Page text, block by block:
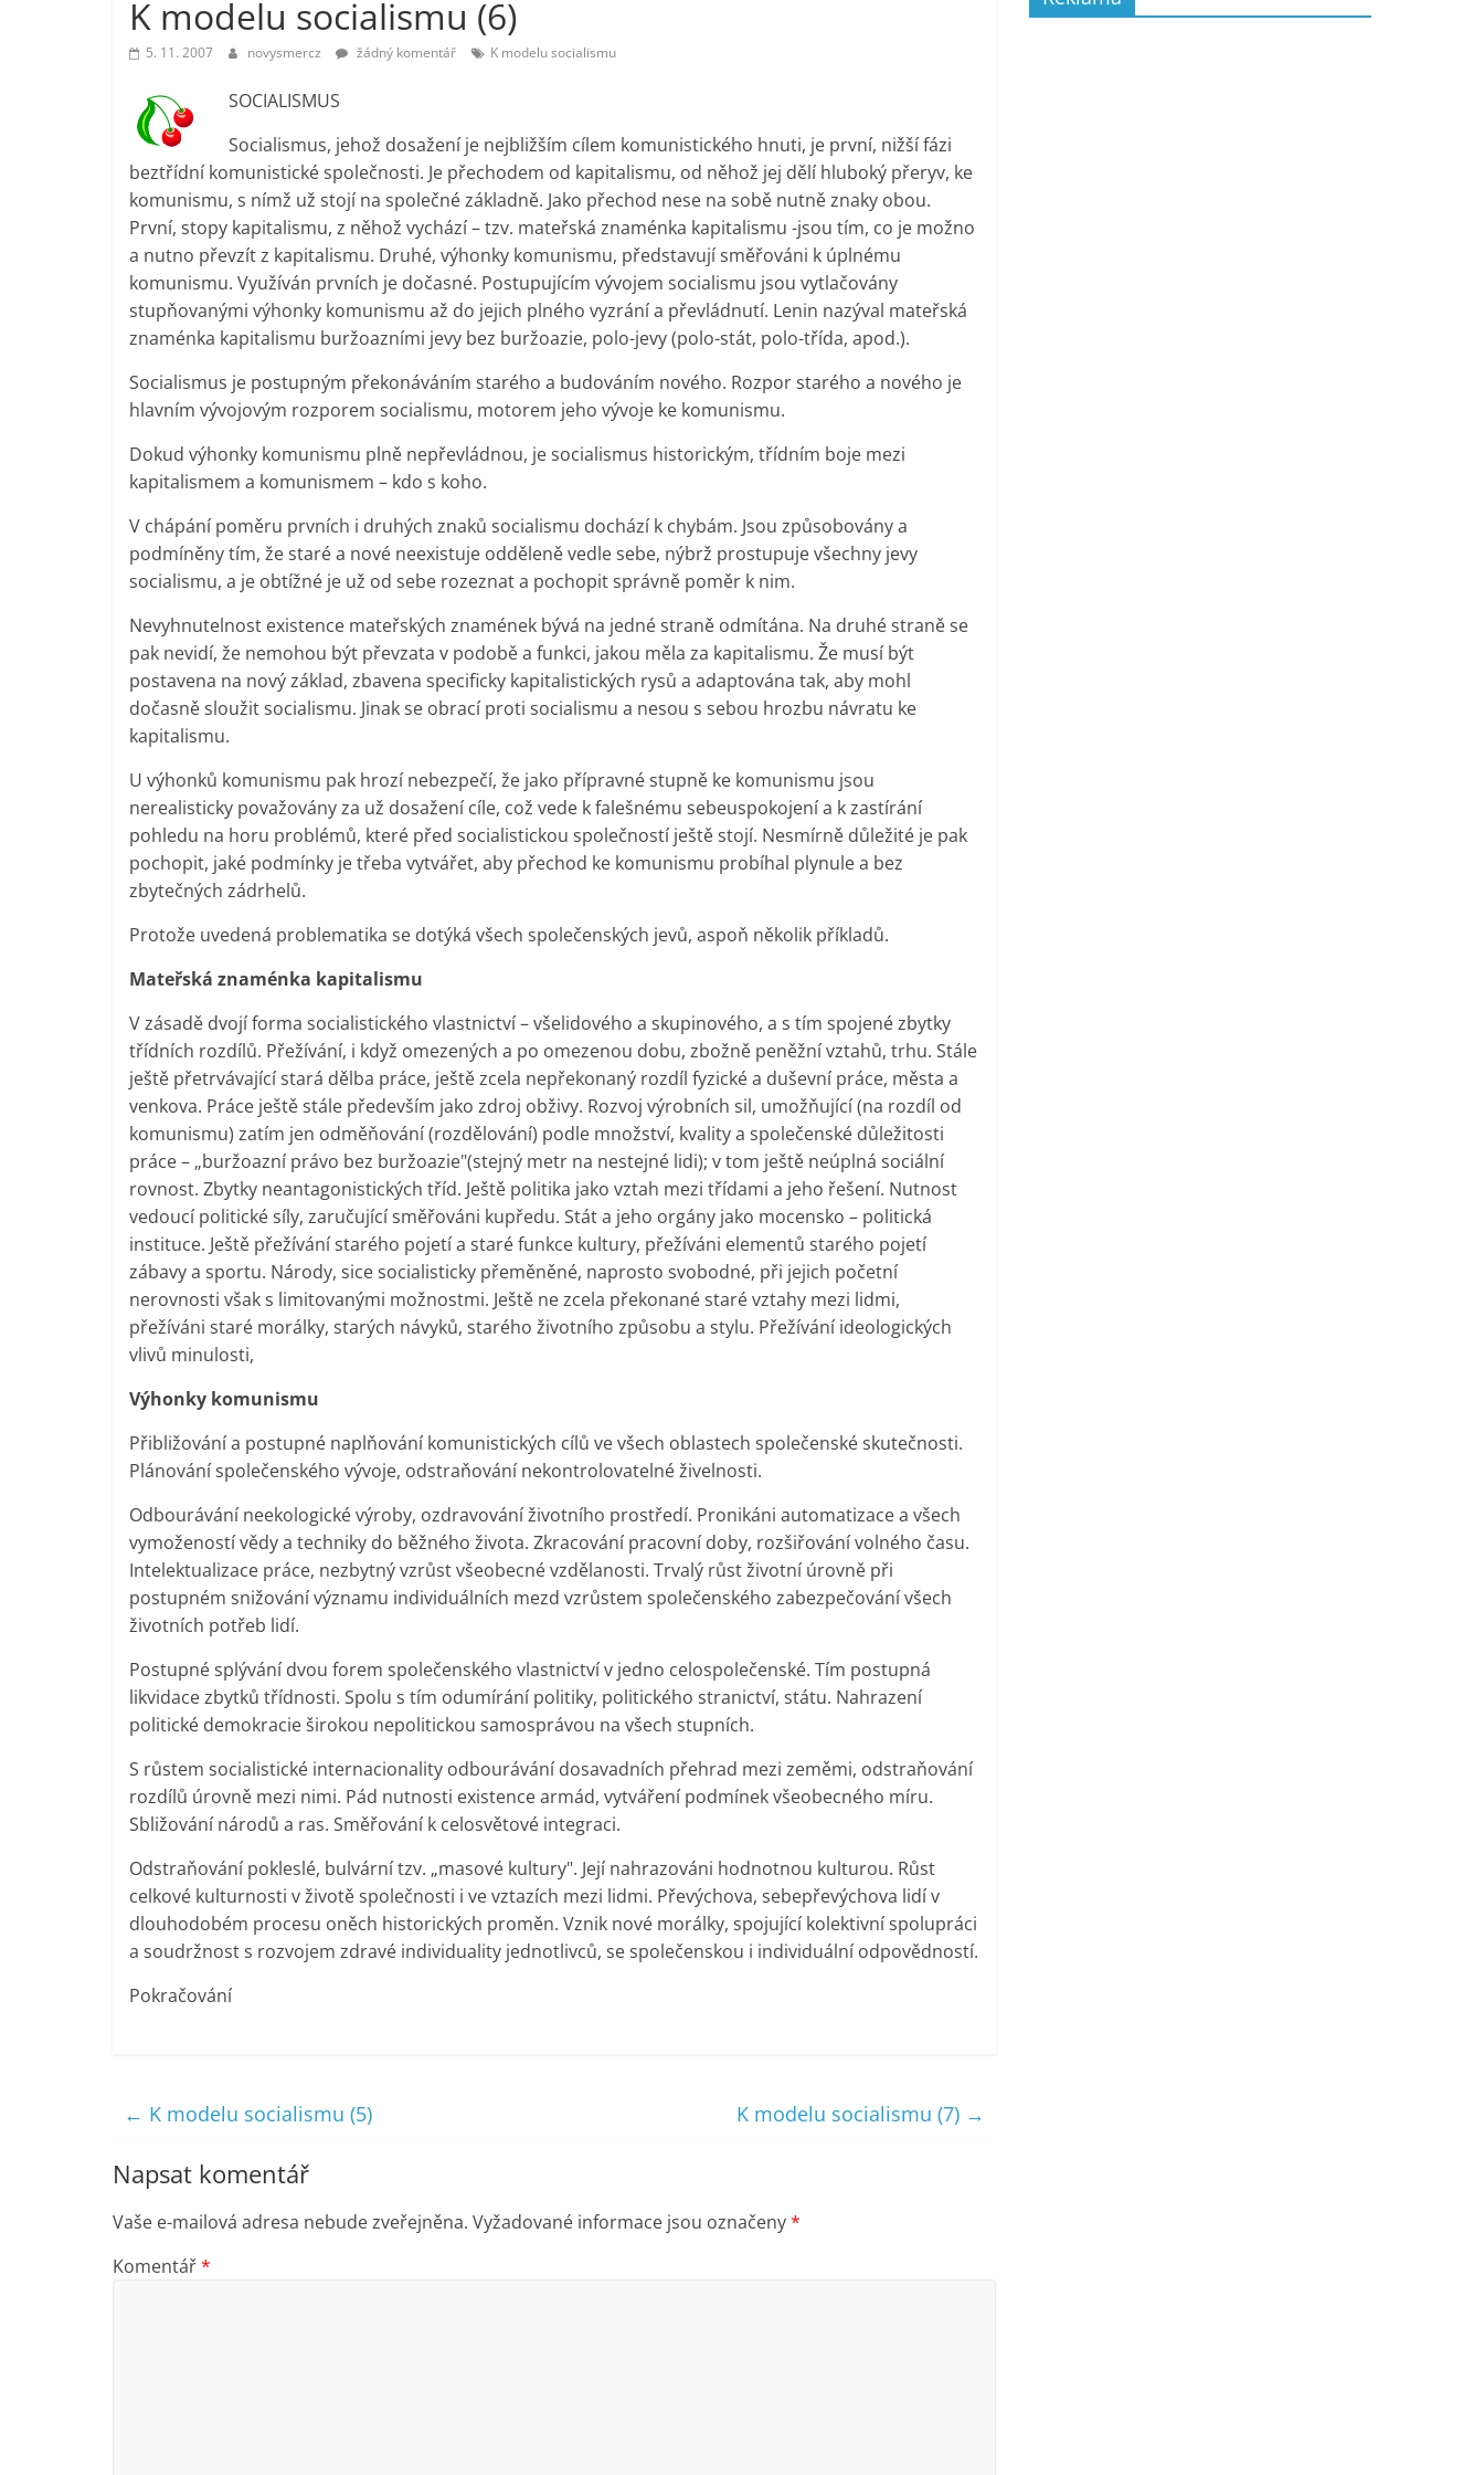
vlastně
prospívá?
K modelu socialismu (6)
5. 11. 2007 novysmercz žádný komentář K modelu socialismu
SOCIALISMUS
Socialismus, jehož dosažení je nejbližším cílem komunistického hnuti, je první, nižší fázi
beztřídní komunistické společnosti. Je přechodem od kapitalismu, od něhož jej dělí hluboký přeryv, ke
komunismu, s nímž už stojí na společné základně. Jako přechod nese na sobě nutně znaky obou.
První, stopy kapitalismu, z něhož vychází – tzv. mateřská znaménka kapitalismu -jsou tím, co je možno
a nutno převzít z kapitalismu. Druhé, výhonky komunismu, představují směřováni k úplnému
komunismu. Využíván prvních je dočasné. Postupujícím vývojem socialismu jsou vytlačovány
stupňovanými výhonky komunismu až do jejich plného vyzrání a převládnutí. Lenin nazýval mateřská
znaménka kapitalismu buržoazními jevy bez buržoazie, polo-jevy (polo-stát, polo-třída, apod.).
Socialismus je postupným překonáváním starého a budováním nového. Rozpor starého a nového je
hlavním vývojovým rozporem socialismu, motorem jeho vývoje ke komunismu.
Dokud výhonky komunismu plně nepřevládnou, je socialismus historickým, třídním boje mezi
kapitalismem a komunismem – kdo s koho.
V chápání poměru prvních i druhých znaků socialismu dochází k chybám. Jsou způsobovány a
podmíněny tím, že staré a nové neexistuje odděleně vedle sebe, nýbrž prostupuje všechny jevy
socialismu, a je obtížné je už od sebe rozeznat a pochopit správně poměr k nim.
Nevyhnutelnost existence mateřských znamének bývá na jedné straně odmítána. Na druhé straně se
pak nevidí, že nemohou být převzata v podobě a funkci, jakou měla za kapitalismu. Že musí být
postavena na nový základ, zbavena specificky kapitalistických rysů a adaptována tak, aby mohl
dočasně sloužit socialismu. Jinak se obrací proti socialismu a nesou s sebou hrozbu návratu ke
kapitalismu.
U výhonků komunismu pak hrozí nebezpečí, že jako přípravné stupně ke komunismu jsou
nerealisticky považovány za už dosažení cíle, což vede k falešnému sebeuspokojení a k zastírání
pohledu na horu problémů, které před socialistickou společností ještě stojí. Nesmírně důležité je pak
pochopit, jaké podmínky je třeba vytvářet, aby přechod ke komunismu probíhal plynule a bez
zbytečných zádrhelů.
Protože uvedená problematika se dotýká všech společenských jevů, aspoň několik příkladů.
Mateřská znaménka kapitalismu
V zásadě dvojí forma socialistického vlastnictví – všelidového a skupinového, a s tím spojené zbytky
třídních rozdílů. Přežívání, i když omezených a po omezenou dobu, zbožně peněžní vztahů, trhu. Stále
ještě přetrvávající stará dělba práce, ještě zcela nepřekonaný rozdíl fyzické a duševní práce, města a
venkova. Práce ještě stále především jako zdroj obživy. Rozvoj výrobních sil, umožňující (na rozdíl od
komunismu) zatím jen odměňování (rozdělování) podle množství, kvality a společenské důležitosti
práce – „buržoazní právo bez buržoazie"(stejný metr na nestejné lidi); v tom ještě neúplná sociální
rovnost. Zbytky neantagonistických tříd. Ještě politika jako vztah mezi třídami a jeho řešení. Nutnost
vedoucí politické síly, zaručující směřováni kupředu. Stát a jeho orgány jako mocensko – politická
instituce. Ještě přežívání starého pojetí a staré funkce kultury, přežíváni elementů starého pojetí
zábavy a sportu. Národy, sice socialisticky přeměněné, naprosto svobodné, při jejich početní
nerovnosti však s limitovanými možnostmi. Ještě ne zcela překonané staré vztahy mezi lidmi,
přežíváni staré morálky, starých návyků, starého životního způsobu a stylu. Přežívání ideologických
vlivů minulosti,
Výhonky komunismu
Přibližování a postupné naplňování komunistických cílů ve všech oblastech společenské skutečnosti.
Plánování společenského vývoje, odstraňování nekontrolovatelné živelnosti.
Odbourávání neekologické výroby, ozdravování životního prostředí. Pronikáni automatizace a všech
vymožeností vědy a techniky do běžného života. Zkracování pracovní doby, rozšiřování volného času.
Intelektualizace práce, nezbytný vzrůst všeobecné vzdělanosti. Trvalý růst životní úrovně při
postupném snižování významu individuálních mezd vzrůstem společenského zabezpečování všech
životních potřeb lidí.
Postupné splývání dvou forem společenského vlastnictví v jedno celospolečenské. Tím postupná
likvidace zbytků třídnosti. Spolu s tím odumírání politiky, politického stranictví, státu. Nahrazení
politické demokracie širokou nepolitickou samosprávou na všech stupních.
S růstem socialistické internacionality odbourávání dosavadních přehrad mezi zeměmi, odstraňování
rozdílů úrovně mezi nimi. Pád nutnosti existence armád, vytváření podmínek všeobecného míru.
Sbližování národů a ras. Směřování k celosvětové integraci.
Odstraňování pokleslé, bulvární tzv. „masové kultury". Její nahrazováni hodnotnou kulturou. Růst
celkové kulturnosti v životě společnosti i ve vztazích mezi lidmi. Převýchova, sebepřevýchova lidí v
dlouhodobém procesu oněch historických proměn. Vznik nové morálky, spojující kolektivní spolupráci
a soudržnost s rozvojem zdravé individuality jednotlivců, se společenskou i individuální odpovědností.
Pokračování
← K modelu socialismu (5) K modelu socialismu (7) →
Napsat komentář
Vaše e-mailová adresa nebude zveřejněna. Vyžadované informace jsou označeny*
Komentář*